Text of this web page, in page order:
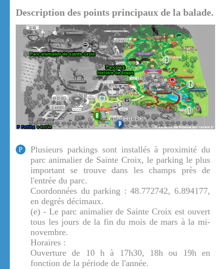
Description des points principaux de la balade.
P
Plusieurs parkings sont installés à proximité du
parc animalier de Sainte Croix, le parking le plus
important se trouve dans les champs près de
l'entrée du parc.
Coordonnées du parking : 48.772742, 6.894177,
en degrés décimaux.
(e) - Le parc animalier de Sainte Croix est ouvert
tous les jours de la fin du mois de mars à la mi-
novembre.
Horaires :
Ouverture de 10 h à 17h30, 18h ou 19h en
fonction de la période de l'année.